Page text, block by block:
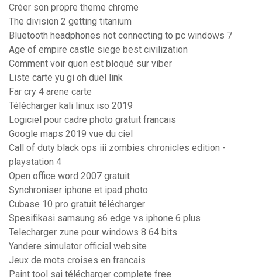
Créer son propre theme chrome
The division 2 getting titanium
Bluetooth headphones not connecting to pc windows 7
Age of empire castle siege best civilization
Comment voir quon est bloqué sur viber
Liste carte yu gi oh duel link
Far cry 4 arene carte
Télécharger kali linux iso 2019
Logiciel pour cadre photo gratuit francais
Google maps 2019 vue du ciel
Call of duty black ops iii zombies chronicles edition -
playstation 4
Open office word 2007 gratuit
Synchroniser iphone et ipad photo
Cubase 10 pro gratuit télécharger
Spesifikasi samsung s6 edge vs iphone 6 plus
Telecharger zune pour windows 8 64 bits
Yandere simulator official website
Jeux de mots croises en francais
Paint tool sai télécharger complete free